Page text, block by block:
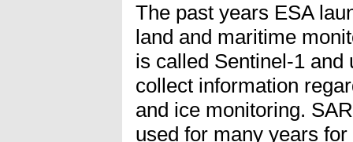
The past years ESA
land and maritime
is called Sentinel-1
collect information
and ice monitoring.
used for many years